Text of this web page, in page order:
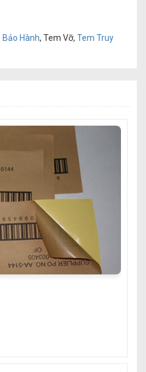
Hành, Tem Vỡ, Tem Truy